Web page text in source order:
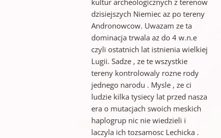
dzisiejszych Niemiec az po tereny
Andronowcow. Uwazam ze ta
dominacja trwala az do 4 w.n.e
czyli ostatnich lat istnienia wielkiej
Lugii. Sadze , ze te wszystkie
tereny kontrolowaly rozne rody
jednego narodu . Mysle , ze ci
ludzie kilka tysiecy lat przed nasza
era o mutacjach swoich meskich
haplogrup nic nie wiedzieli i
laczyla ich tozsamosc Lechicka .